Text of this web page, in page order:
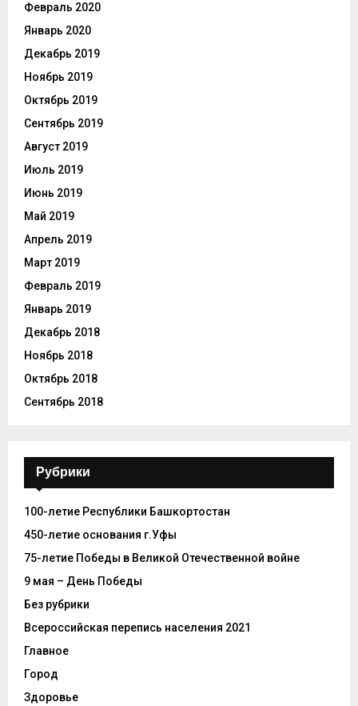
Февраль 2020
Январь 2020
Декабрь 2019
Ноябрь 2019
Октябрь 2019
Сентябрь 2019
Август 2019
Июль 2019
Июнь 2019
Май 2019
Апрель 2019
Март 2019
Февраль 2019
Январь 2019
Декабрь 2018
Ноябрь 2018
Октябрь 2018
Сентябрь 2018
Рубрики
100-летие Республики Башкортостан
450-летие основания г.Уфы
75-летие Победы в Великой Отечественной войне
9 мая – День Победы
Без рубрики
Всероссийская перепись населения 2021
Главное
Город
Здоровье